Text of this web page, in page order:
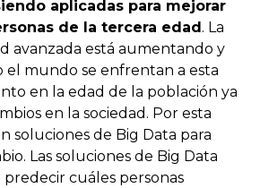
aplicadas para mejorar
de la tercera edad . La
avanzada está aumentando y
el mundo se enfrentan a esta
en la edad de la población ya
en la sociedad. Por esta
soluciones de Big Data para
Las soluciones de Big Data
cuáles personas